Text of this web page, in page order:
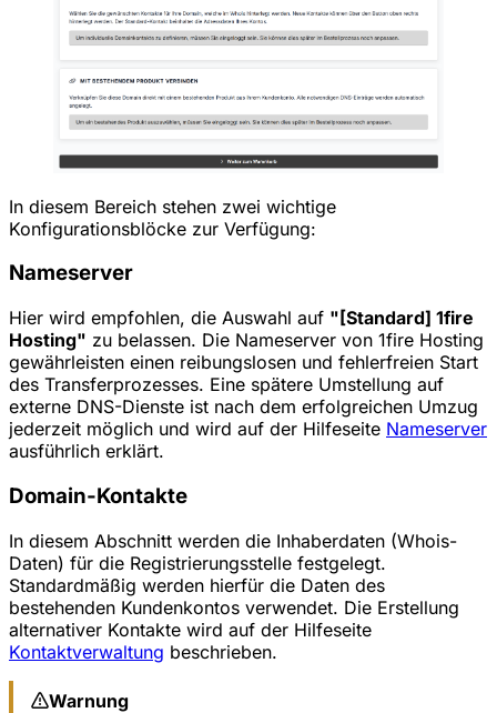
In diesem Bereich stehen zwei wichtige
Konfigurationsblöcke zur Verfügung:
Nameserver
Hier wird empfohlen, die Auswahl auf "[Standard] 1fire
Hosting" zu belassen. Die Nameserver von 1fire Hosting
gewährleisten einen reibungslosen und fehlerfreien Start
des Transferprozesses. Eine spätere Umstellung auf
externe DNS-Dienste ist nach dem erfolgreichen Umzug
jederzeit möglich und wird auf der Hilfeseite Nameserver
ausführlich erklärt.
Domain-Kontakte
In diesem Abschnitt werden die Inhaberdaten (Whois-
Daten) für die Registrierungsstelle festgelegt.
Standardmäßig werden hierfür die Daten des
bestehenden Kundenkontos verwendet. Die Erstellung
alternativer Kontakte wird auf der Hilfeseite
Kontaktverwaltung beschrieben.
Warnung